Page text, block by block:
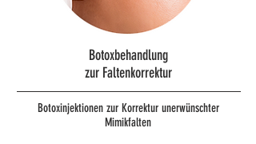
Botoxbehandlung
zur Faltenkorrektur
Botoxinjektionen zur Korrektur unerwünschter
Mimikfalten